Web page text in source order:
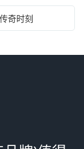
奇时刻